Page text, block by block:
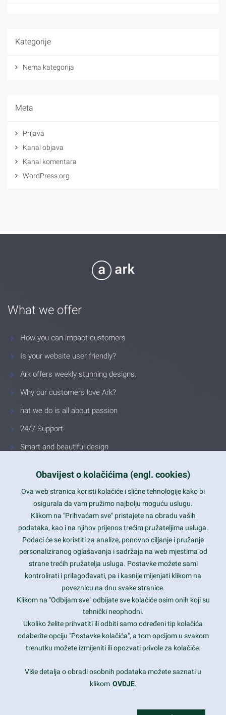
Kategorije
Nema kategorija
Meta
Prijava
Kanal objava
Kanal komentara
WordPress.org
What we offer
How you can impact customers
Is your website user friendly?
Ark offers weekly stunning designs.
Why our customers love Ark?
hat we do is all about passion
24/7 Support
Smart and beautiful design
Latest trends and much more...
Contact Info
1600 Amphitheatre Parkway, Mountain View, CA 94043
prothemes.net@gmail.com
Daily: 9:00 am - 6:00 pm
Sunday: Closed
Copyright 2017FRESHFACE© All Rights Reserved
Obavijest o kolačićima (engl. cookies)
Ova web stranica koristi kolačiće i slične tehnologije kako bi
osigurala da vam pružimo najbolju moguću uslugu.
Klikom na "Prihvaćam sve" pristajete na obradu vaših
podataka, kao i na njihov prijenos trećim pružateljima usluga.
Podaci će se koristiti za analize, ponovno ciljanje i pružanje
personaliziranog oglašavanja i sadržaja na web mjestima od
strane trećih pružatelja usluga. Postavke možete sami
kontrolirati i prilagođavati, pa i kasnije mijenjati klikom na
poveznicu na dnu svake stranice.
Klikom na "Odbijam sve" odbijate sve kolačiće osim onih koji su
tehnički neophodni.
Ukoliko želite prihvatiti ili odbiti samo određeni tip kolačića
odaberite opciju "Postavke kolačića", a tom opcijom u svakom
trenutku možete izmijeniti ili opozvati privole za kolačiće.
Više detalja o obradi osobnih podataka možete saznati u
klikom OVDJE.